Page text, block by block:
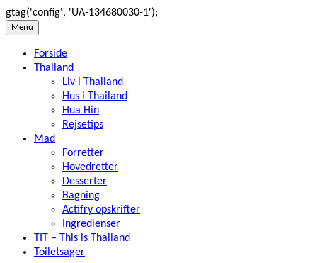
gtag('config', 'UA-134680030-1');
Skip
content
Menu
Forside
Thailand
Liv i Thailand
Hus i Thailand
Hua Hin
Rejsetips
Mad
Forretter
Hovedretter
Desserter
Bagning
Actifry opskrifter
Ingredienser
TIT – This is Thailand
Toiletsager